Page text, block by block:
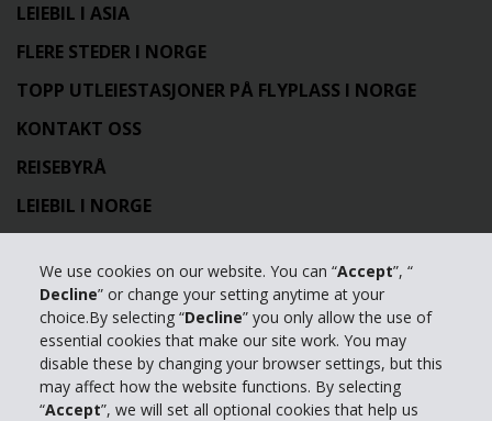
We use cookies on our website. You can “Accept”, “
Decline” or change your setting anytime at your
choice.By selecting “Decline” you only allow the use of
essential cookies that make our site work. You may
disable these by changing your browser settings, but this
may affect how the website functions. By selecting
“Accept”, we will set all optional cookies that help us
LEIEBIL I ASIA
FLERE STEDER I NORGE
TOPP UTLEIESTASJONER PÅ FLYPLASS I NORGE
KONTAKT OSS
REISEBYRÅ
LEIEBIL I NORGE
PARTNERE
OM HERTZ
HERTZ COLLECTIONS
LEIEBIL I NORD-AMERIKA